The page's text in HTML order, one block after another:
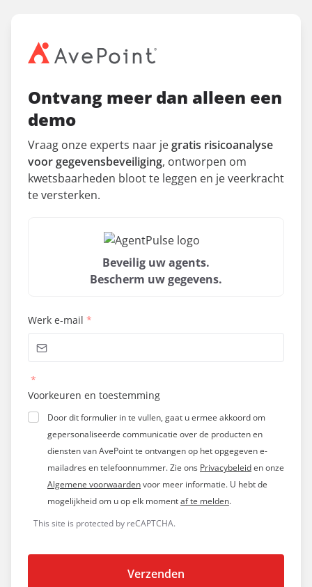
Ontvang meer dan alleen een
demo
Vraag onze experts naar jegratis risicoanalyse
voor gegevensbeveiliging, ontworpen om
kwetsbaarheden bloot te leggen en je veerkracht
te versterken.
Beveilig uw agents.
Bescherm uw gegevens.
*
Werk e-mail
*
Voorkeuren en toestemming
Door dit formulier in te vullen, gaat u ermee akkoord om
gepersonaliseerde communicatie over de producten en
diensten van AvePoint te ontvangen op het opgegeven e-
mailadres en telefoonnummer. Zie ons Privacybeleiden onze
Algemene voorwaardenvoor meer informatie. U hebt de
mogelijkheid om u op elk momentaf te melden.
This site is protected by reCAPTCHA.
Verzenden